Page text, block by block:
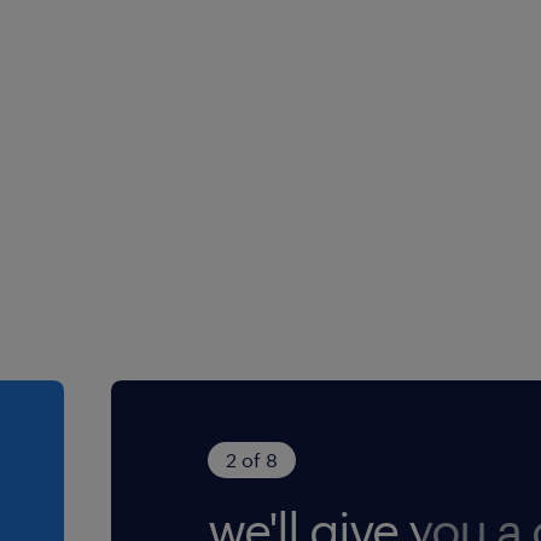
lavoro.
privacy
2 of 8
we'll give you a